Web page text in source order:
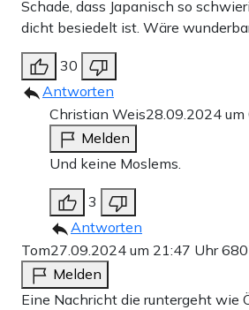
Schade, dass Japanisch so
dicht besiedelt ist. Wäre
30
Antworten
Christian Weis28.09.2024
Melden
Und keine Moslems.
3
Antworten
Tom27.09.2024 um 21:47 Uhr
Melden
Eine Nachricht die runtergeht wie